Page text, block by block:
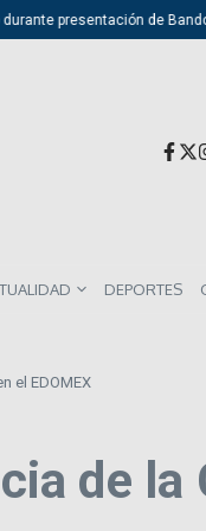
presentación de Bando
DEPORTES
el EDOMEX
de la